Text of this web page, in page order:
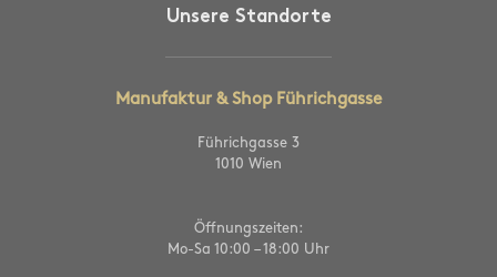
Unsere Standorte
Manufaktur & Shop Führichgasse
Führichgasse 3
1010 Wien
Öffnungszeiten:
Mo-Sa 10:00 – 18:00 Uhr